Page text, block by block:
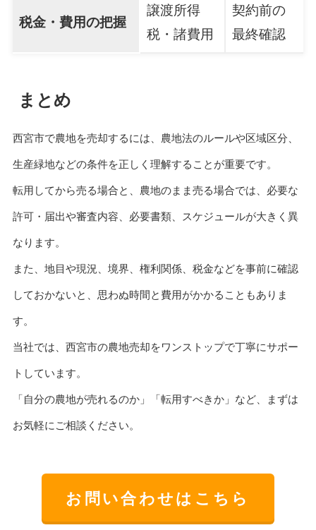
税金・費用の把握
譲渡所得
税・諸費用
契約前の
最終確認
まとめ
西宮市で農地を売却するには、農地法のルールや区域区分、
生産緑地などの条件を正しく理解することが重要です。
転用してから売る場合と、農地のまま売る場合では、必要な
許可・届出や審査内容、必要書類、スケジュールが大きく異
なります。
また、地目や現況、境界、権利関係、税金などを事前に確認
しておかないと、思わぬ時間と費用がかかることもありま
す。
当社では、西宮市の農地売却をワンストップで丁寧にサポー
トしています。
「自分の農地が売れるのか」「転用すべきか」など、まずは
お気軽にご相談ください。
お問い合わせはこちら